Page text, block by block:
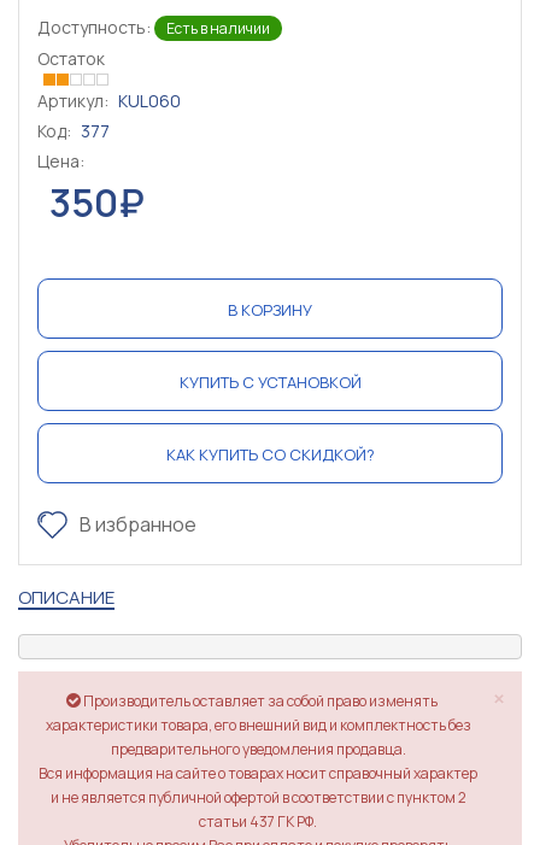
Доступность: Есть в наличии
Остаток
Артикул: KUL060
Код: 377
Цена:
350₽
В КОРЗИНУ
КУПИТЬ С УСТАНОВКОЙ
КАК КУПИТЬ СО СКИДКОЙ?
В избранное
ОПИСАНИЕ
×
Производитель оставляет за собой право изменять
характеристики товара, его внешний вид и комплектность без
предварительного уведомления продавца.
Вся информация на сайте о товарах носит справочный характер
и не является публичной офертой в соответствии с пунктом 2
статьи 437 ГК РФ.